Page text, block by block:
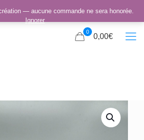
0
0,00€
— aucune commande ne sera honorée.
Ignorer